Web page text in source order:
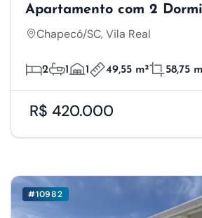
Apartamento com 2
Chapecó/SC, Vila Real
2 1 1 49,55 m² 58,75
R$ 420.000
#10982
Salvar Preferências